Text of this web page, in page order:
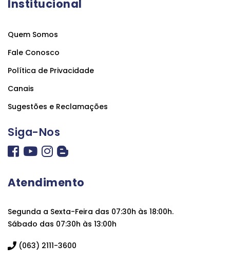
Institucional
Quem Somos
Fale Conosco
Política de Privacidade
Canais
Sugestões e Reclamações
Siga-Nos
Atendimento
Segunda a Sexta-Feira das 07:30h às 18:00h.
Sábado das 07:30h às 13:00h
(063) 2111-3600